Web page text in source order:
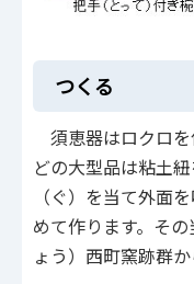
つくる
須恵器はロクロ
どの大型品は粘土
（ぐ）を当て外面
めて作ります。そ
ょう）西町窯跡群